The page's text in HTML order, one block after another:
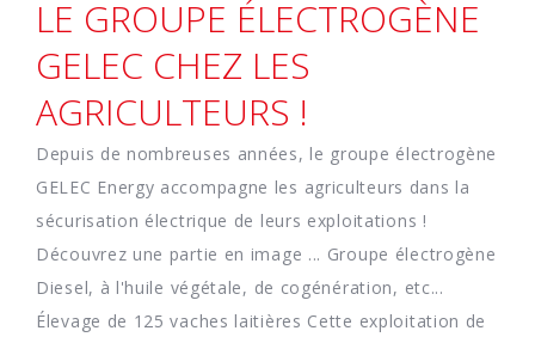
LE GROUPE ÉLECTROGÈNE
GELEC CHEZ LES
AGRICULTEURS !
Depuis de nombreuses années, le groupe électrogène
GELEC Energy accompagne les agriculteurs dans la
sécurisation électrique de leurs exploitations !
Découvrez une partie en image ... Groupe électrogène
Diesel, à l'huile végétale, de cogénération, etc...
Élevage de 125 vaches laitières Cette exploitation de